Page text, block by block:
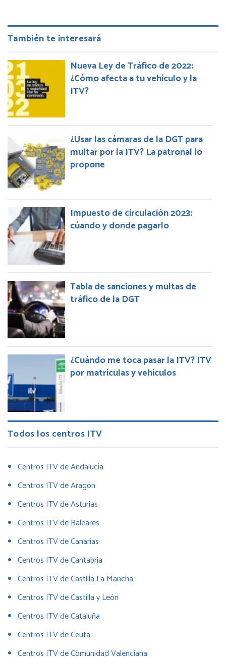
También te interesará
Nueva Ley de Tráfico de 2022:
¿Cómo afecta a tu vehículo y la
ITV?
¿Usar las cámaras de la DGT para
multar por la ITV? La patronal lo
propone
Impuesto de circulación 2023:
cúando y donde pagarlo
Tabla de sanciones y multas de
tráfico de la DGT
¿Cuándo me toca pasar la ITV? ITV
por matrículas y vehículos
Todos los centros ITV
Centros ITV de Andalucía
Centros ITV de Aragón
Centros ITV de Asturias
Centros ITV de Baleares
Centros ITV de Canarias
Centros ITV de Cantabria
Centros ITV de Castilla La Mancha
Centros ITV de Castilla y León
Centros ITV de Cataluña
Centros ITV de Ceuta
Centros ITV de Comunidad Valenciana